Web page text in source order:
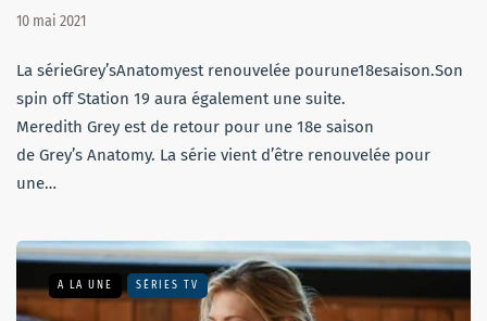
10 mai 2021
La sérieGrey’sAnatomyest renouvelée pourune18esaison.Son
spin off Station 19 aura également une suite.
Meredith Grey est de retour pour une 18e saison
de Grey’s Anatomy. La série vient d’être renouvelée pour
une…
A LA UNE SÉRIES TV